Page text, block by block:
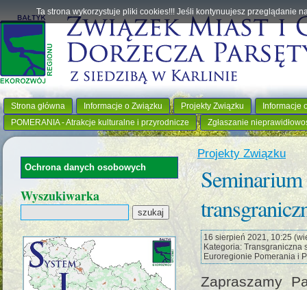
Strona główna Informacje o Związku Projekty Związku
Informacje
POMERANIA - Atrakcje kulturalne i przyrodnicze
Zgłaszanie
Projekty Związku
Seminarium
16 sierpień 2021, 10:25
Kategoria: Transgraniczna
Euroregionie Pomerania i
Zapraszamy
Ochrona danych osobowych
Wyszukiwarka
Ta strona wykorzystuje pliki cookies!!! Jeśli kontynuujesz przeglądanie